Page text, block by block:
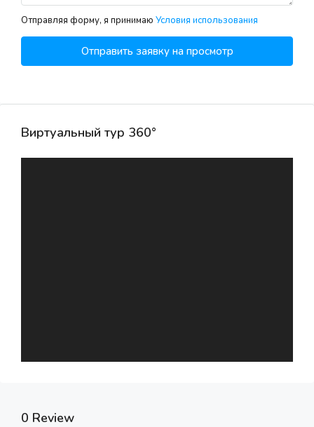
Aug
Tue
11
12
Aug
15
Отправляя форму, я принимаю Условия использования
Отправить заявку на просмотр
Виртуальный тур 360°
0 Review